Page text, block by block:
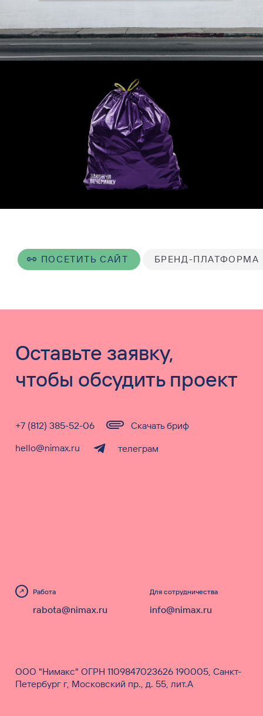
ПОСЕТИТЬ САЙТ БРЕНД-ПЛАТФОРМА
Оставьте заявку,
чтобы обсудить проект
hello@nimax.ru
+7 (812) 385-52-06
телеграм
Скачать бриф
Работа
rabota@nimax.ru
Для сотрудничества
info@nimax.ru
ООО "Нимакс" ОГРН 1109847023626 190005, Санкт-
Петербург г, Московский пр., д. 55, лит.А